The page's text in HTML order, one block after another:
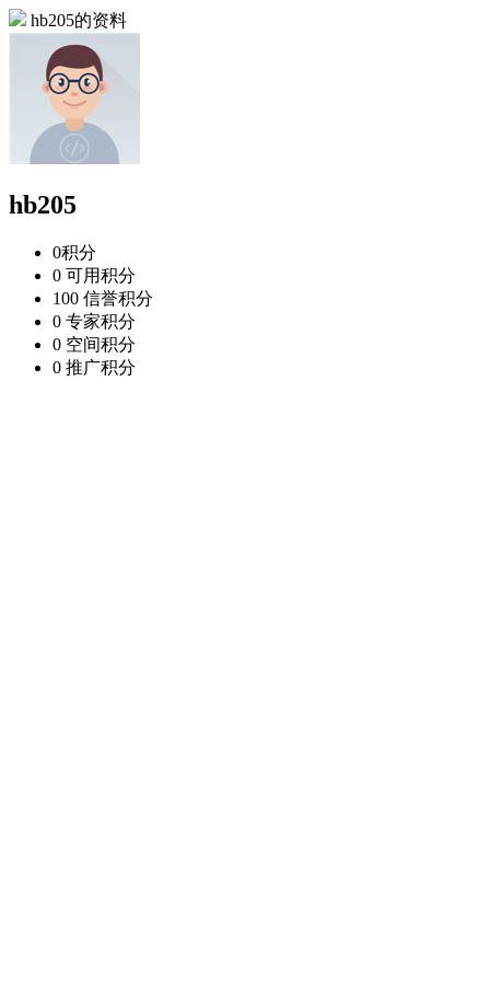
hb205的资料
hb205
0积分
0 可用积分
100 信誉积分
0 专家积分
0 空间积分
0 推广积分